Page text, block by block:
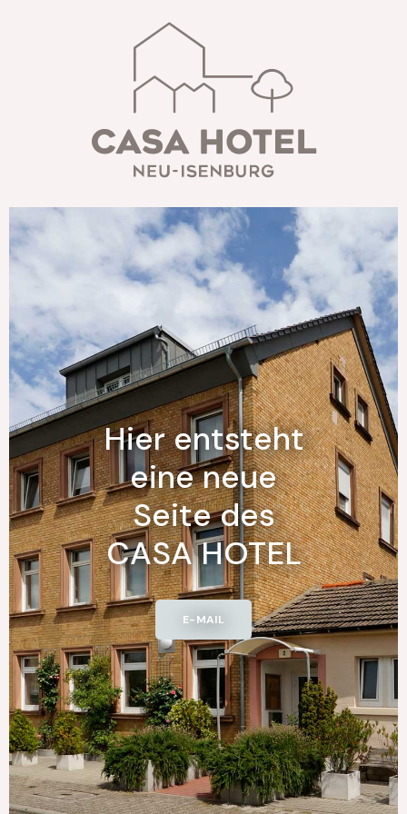
Hier entsteht
eine neue
Seite des
CASA HOTEL
E-MAIL